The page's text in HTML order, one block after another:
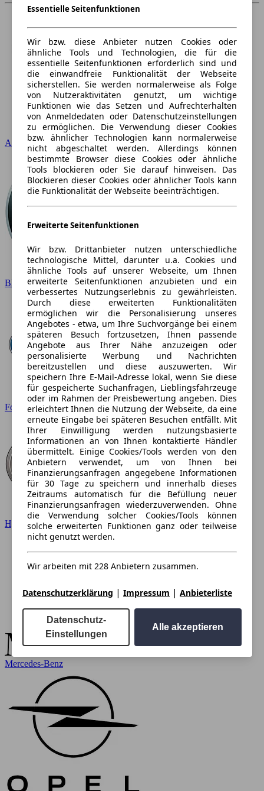
Audi
BMW
Ford
Hyundai
Mercedes-Benz
Essentielle Seitenfunktionen
Wir bzw. diese Anbieter nutzen Cookies oder
ähnliche Tools und Technologien, die für die
essentielle Seitenfunktionen erforderlich sind und
die einwandfreie Funktionalität der Webseite
sicherstellen. Sie werden normalerweise als Folge
von Nutzeraktivitäten genutzt, um wichtige
Funktionen wie das Setzen und Aufrechterhalten
von Anmeldedaten oder Datenschutzeinstellungen
zu ermöglichen. Die Verwendung dieser Cookies
bzw. ähnlicher Technologien kann normalerweise
nicht abgeschaltet werden. Allerdings können
bestimmte Browser diese Cookies oder ähnliche
Tools blockieren oder Sie darauf hinweisen. Das
Blockieren dieser Cookies oder ähnlicher Tools kann
die Funktionalität der Webseite beeinträchtigen.
Erweiterte Seitenfunktionen
Wir bzw. Drittanbieter nutzen unterschiedliche
technologische Mittel, darunter u.a. Cookies und
ähnliche Tools auf unserer Webseite, um Ihnen
erweiterte Seitenfunktionen anzubieten und ein
verbessertes Nutzungserlebnis zu gewährleisten.
Durch diese erweiterten Funktionalitäten
ermöglichen wir die Personalisierung unseres
Angebotes - etwa, um Ihre Suchvorgänge bei einem
späteren Besuch fortzusetzen, Ihnen passende
Angebote aus Ihrer Nähe anzuzeigen oder
personalisierte Werbung und Nachrichten
bereitzustellen und diese auszuwerten. Wir
speichern Ihre E-Mail-Adresse lokal, wenn Sie diese
für gespeicherte Suchanfragen, Lieblingsfahrzeuge
oder im Rahmen der Preisbewertung angeben. Dies
erleichtert Ihnen die Nutzung der Webseite, da eine
erneute Eingabe bei späteren Besuchen entfällt. Mit
Ihrer Einwilligung werden nutzungsbasierte
Informationen an von Ihnen kontaktierte Händler
übermittelt. Einige Cookies/Tools werden von den
Anbietern verwendet, um von Ihnen bei
Finanzierungsanfragen angegebene Informationen
für 30 Tage zu speichern und innerhalb dieses
Zeitraums automatisch für die Befüllung neuer
Finanzierungsanfragen wiederzuverwenden. Ohne
die Verwendung solcher Cookies/Tools können
solche erweiterten Funktionen ganz oder teilweise
nicht genutzt werden.
Wir arbeiten mit 228 Anbietern zusammen.
Datenschutzerklärung | Impressum | Anbieterliste
Datenschutz-
Einstellungen
Alle akzeptieren